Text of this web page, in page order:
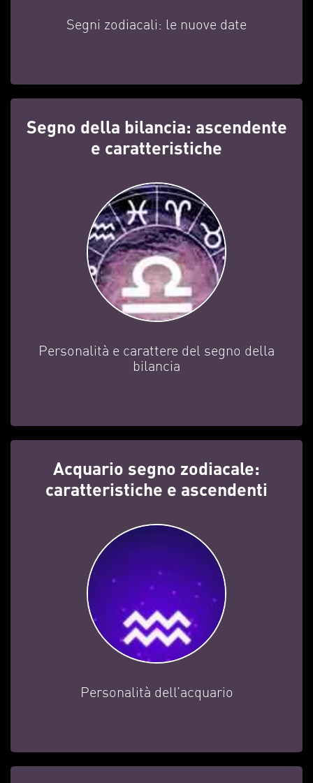
Segni zodiacali: le nuove date
Segno della bilancia: ascendente
e caratteristiche
Personalità e carattere del segno della
bilancia
Acquario segno zodiacale:
caratteristiche e ascendenti
Personalità dell’acquario